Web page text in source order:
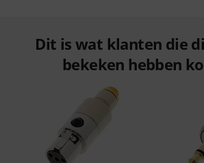
Dit is wat klanten die
bekeken hebben